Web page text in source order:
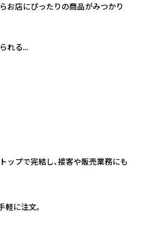
お店にぴったりの商品がみつかり
れる...
ップで完結し、接客や販売業務にも
に注文。